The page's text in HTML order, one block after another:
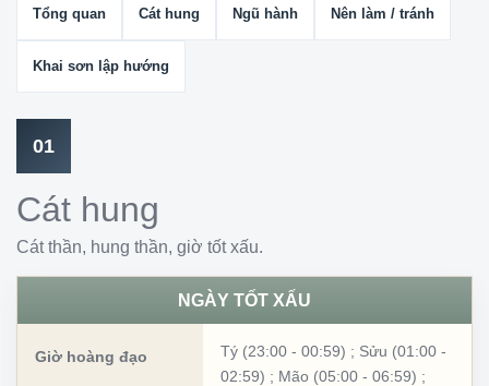
Tổng quan Cát hung Ngũ hành Nên làm / tránh
Khai sơn lập hướng
01
Cát hung
Cát thần, hung thần, giờ tốt xấu.
NGÀY TỐT XẤU
Giờ hoàng đạo Tý (23:00 - 00:59) ; Sửu (01:00 -
02:59) ; Mão (05:00 - 06:59) ;